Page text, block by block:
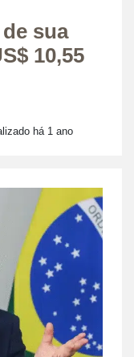
sua
10,55
há 1 ano